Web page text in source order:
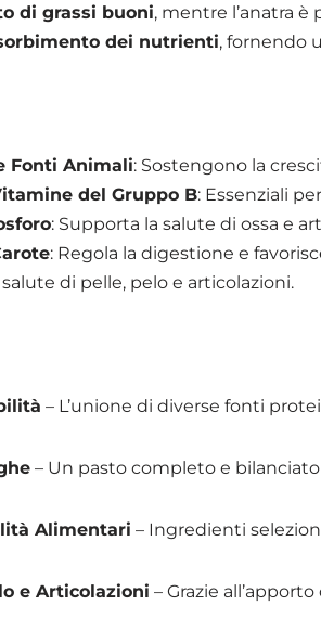
di grassi buoni, mentre l’anatra
dei nutrienti, fornendo
Fonti Animali: Sostengono la
del Gruppo B: Essenziali
: Supporta la salute di ossa e
: Regola la digestione e
di pelle, pelo e articolazioni.
– L’unione di diverse fonti
– Un pasto completo e
Alimentari – Ingredienti
e Articolazioni – Grazie all’apporto